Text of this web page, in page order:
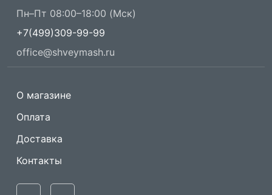
Пн–Пт 08:00–18:00 (Мск)
+7(499)309-99-99
office@shveymash.ru
О магазине
Оплата
Доставка
Контакты